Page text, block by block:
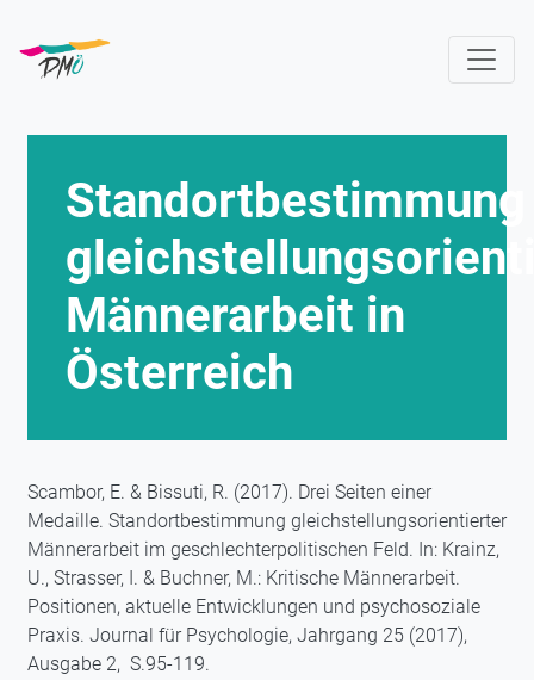
main
Standortbestimmung
Männerarbeit in
Österreich
Scambor, E. & Bissuti, R. (2017). Drei Seiten einer
Medaille. Standortbestimmung gleichstellungsorientierter
Männerarbeit im geschlechterpolitischen Feld. In: Krainz,
U., Strasser, I. & Buchner, M.: Kritische Männerarbeit.
Positionen, aktuelle Entwicklungen und psychosoziale
Praxis. Journal für Psychologie, Jahrgang 25 (2017),
Ausgabe 2, S.95-119.